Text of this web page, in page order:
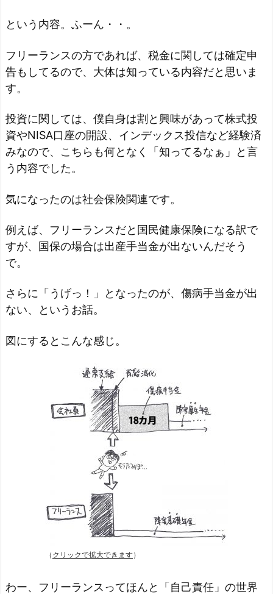
という内容。ふーん・・。
フリーランスの方であれば、税金に関しては確定申
告もしてるので、大体は知っている内容だと思いま
す。
投資に関しては、僕自身は割と興味があって株式投
資やNISA口座の開設、インデックス投信など経験済
みなので、こちらも何となく「知ってるなぁ」と言
う内容でした。
気になったのは社会保険関連です。
例えば、フリーランスだと国民健康保険になる訳で
すが、国保の場合は出産手当金が出ないんだそう
で。
さらに「うげっ！」となったのが、傷病手当金が出
ない、というお話。
図にするとこんな感じ。
（ クリックで拡大できます）
わー、フリーランスってほんと「自己責任」の世界